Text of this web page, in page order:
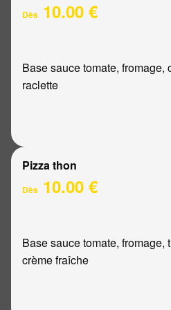
Dès 10.00 €
Base sauce tomate, fromage,
raclette
Pizza thon
Dès 10.00 €
Base sauce tomate, fromage,
crème fraîche